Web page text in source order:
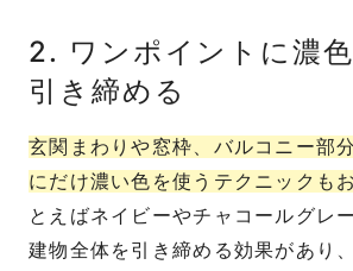
2. ワンポイントに濃
引き締める
玄関まわりや窓枠、バルコニー部
にだけ濃い色を使うテクニックも
とえばネイビーやチャコールグレ
建物全体を引き締める効果があり